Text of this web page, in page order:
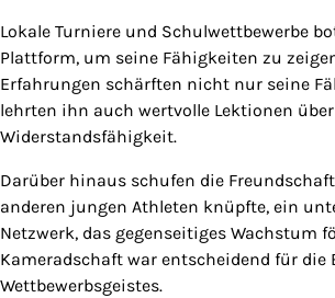
Lokale Turniere und Schulwettbewerbe
Plattform, um seine Fähigkeiten zu
Erfahrungen schärften nicht nur seine
lehrten ihn auch wertvolle Lektionen
Widerstandsfähigkeit.
Darüber hinaus schufen die
anderen jungen Athleten knüpfte, ein
Netzwerk, das gegenseitiges Wachstum
Kameradschaft war entscheidend für die
Wettbewerbsgeistes.